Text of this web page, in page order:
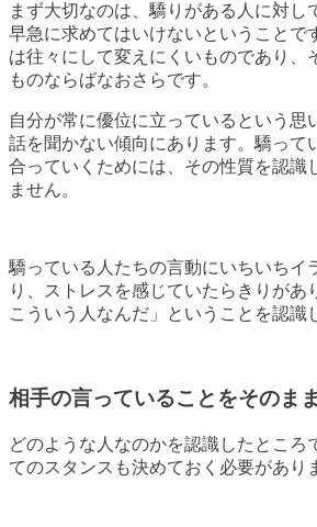
まず大切なのは、驕りがある人に対し
早急に求めてはいけないということで
は往々にして変えにくいものであり、
ものならばなおさらです。
自分が常に優位に立っているという思
話を聞かない傾向にあります。驕って
合っていくためには、その性質を認識
ません。
驕っている人たちの言動にいちいちイ
り、ストレスを感じていたらきりがあ
こういう人なんだ」ということを認識
相手の言っていることをそのま
どのような人なのかを認識したところ
てのスタンスも決めておく必要があり